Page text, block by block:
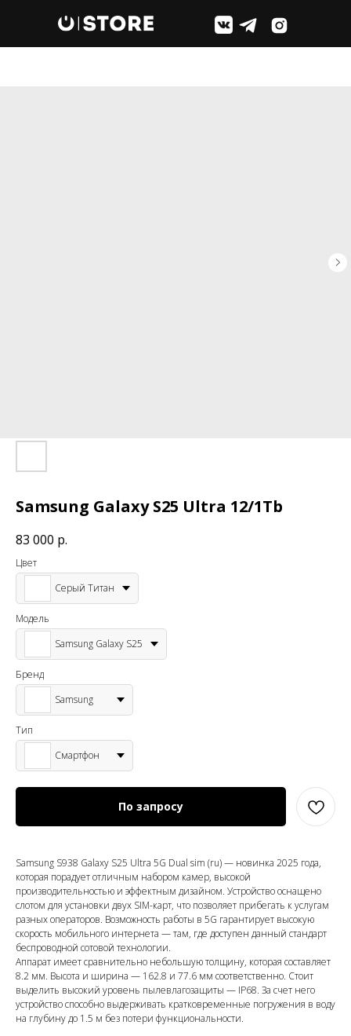
Samsung Galaxy S25 Ultra 12/1Tb
83 000 р.
Цвет
Серый Титан
Модель
Samsung Galaxy S25
Бренд
Samsung
Тип
Смартфон
По запросу
Samsung S938 Galaxy S25 Ultra 5G Dual sim (ru) — новинка 2025 года,
которая порадует отличным набором камер, высокой
производительностью и эффектным дизайном. Устройство оснащено
слотом для установки двух SIM-карт, что позволяет прибегать к услугам
разных операторов. Возможность работы в 5G гарантирует высокую
скорость мобильного интернета — там, где доступен данный стандарт
беспроводной сотовой технологии.
Аппарат имеет сравнительно небольшую толщину, которая составляет
8.2 мм. Высота и ширина — 162.8 и 77.6 мм соответственно. Стоит
выделить высокий уровень пылевлагозащиты — IP68. За счет него
устройство способно выдерживать кратковременные погружения в воду
на глубину до 1.5 м без потери функциональности.